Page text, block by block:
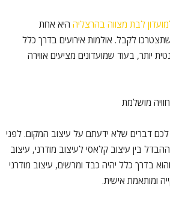
לבת מצווה בהרצליה היא אחת
לקבל. אולמות אירועים בדרך כלל
יותר, בעוד שמועדונים מציעים אווירה
מושלמת
לכם דברים שלא ידעתם על עיצוב המקום. לפני
בין עיצוב קלאסי לעיצוב מודרני, עיצוב
בדרך כלל יהיה כבד ומרשים, עיצוב מודרני
ומותאמת אישית.